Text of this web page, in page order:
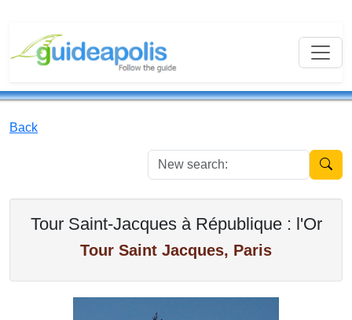
Back
New
Tour Saint-Jacques à République : l'Or
Tour Saint Jacques, Paris